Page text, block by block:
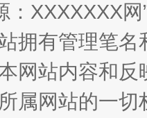
：XXXXXXX
拥有管理笔
网站内容和
属网站的一